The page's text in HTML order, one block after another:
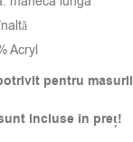
Acryl
pentru
incluse în preț!